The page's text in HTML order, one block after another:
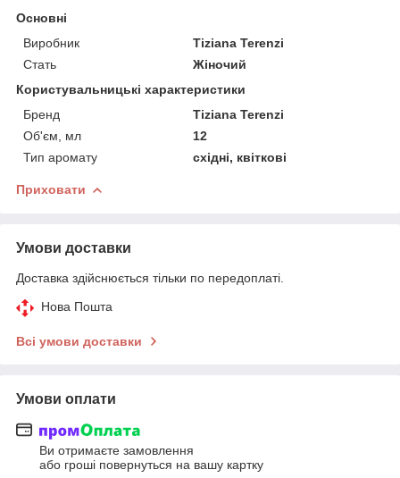
Основні
Виробник
Tiziana Terenzi
Стать
Жіночий
Користувальницькі характеристики
Бренд
Tiziana Terenzi
Об'єм, мл
12
Тип аромату
східні, квіткові
Приховати
Умови доставки
Доставка здійснюється тільки по передоплаті.
Нова Пошта
Всі умови доставки
Умови оплати
Ви отримаєте замовлення
або гроші повернуться на вашу картку